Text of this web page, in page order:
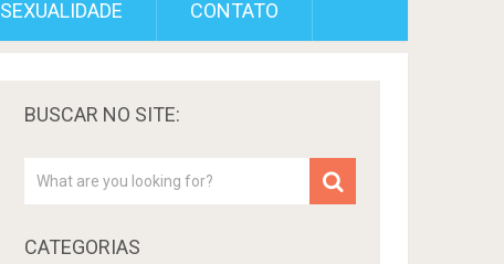
SEXUALIDADE CONTATO
BUSCAR NO SITE:
CATEGORIAS